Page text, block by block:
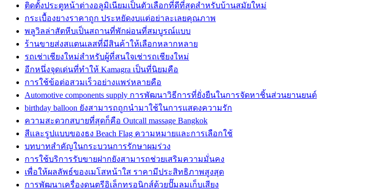
ติดตั้งประตูหน้าต่างอลูมิเนียมเป็นตัวเลือกที่ดีที่สุดสำหรับบ้านสมัยใหม่
กระเบื้องยางราคาถูก ประหยัดงบแต่อย่าละเลยคุณภาพ
พลูวิลล่าสัตหีบเป็นสถานที่พักผ่อนที่สมบูรณ์แบบ
ร้านขายส่งสแตนเลสที่มีสินค้าให้เลือกหลากหลาย
รถเช่าเชียงใหม่สำหรับผู้ที่สนใจเช่ารถเชียงใหม่
อีกหนึ่งจุดเด่นที่ทำให้ Kamagra เป็นที่นิยมคือ
การใช้ข้อต่อสวมเร็วอย่างแพร่หลายคือ
Automotive components supply การพัฒนาวิธีการที่ยั่งยืนในการจัดหาชิ้นส่วนยานยนต์
birthday balloon ยังสามารถถูกนำมาใช้ในการแสดงความรัก
ความสะดวกสบายที่สุดก็คือ Outcall massage Bangkok
สีและรูปแบบของธง Beach Flag ความหมายและการเลือกใช้
บทบาทสำคัญในกระบวนการรักษาผมร่วง
การใช้บริการรับขายฝากยังสามารถช่วยเสริมความมั่นคง
เพื่อให้ผลลัพธ์ของเมโสหน้าใส ราคามีประสิทธิภาพสูงสุด
การพัฒนาเครื่องดนตรีอิเล็กทรอนิกส์ด้วยปั๊มลมเก็บเสียง